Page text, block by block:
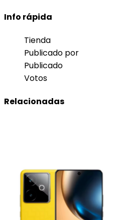
Info rápida
Tienda
Publicado por
Publicado
Votos
Relacionadas